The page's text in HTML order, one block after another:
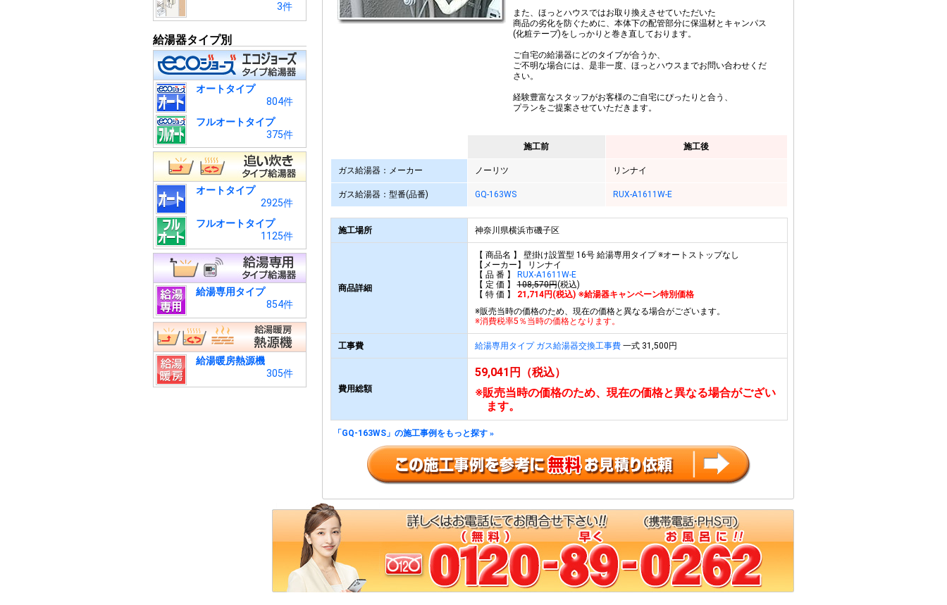
3件
給湯器タイプ別
オートタイプ
804件
フルオートタイプ
375件
オートタイプ
2925件
フルオートタイプ
1125件
給湯専用タイプ
854件
給湯暖房熱源機
305件
また、ほっとハウスではお取り換えさせていただいた
商品の劣化を防ぐために、本体下の配管部分に保温材とキャンパス
(化粧テープ)をしっかりと巻き直しております。
ご自宅の給湯器にどのタイプが合うか、
ご不明な場合には、是非一度、ほっとハウスまでお問い合わせくだ
さい。
経験豊富なスタッフがお客様のご自宅にぴったりと合う、
プランをご提案させていただきます。
施工前 施工後
ガス給湯器：メーカー ノーリツ リンナイ
ガス給湯器：型番(品番) GQ-163WS RUX-A1611W-E
施工場所 神奈川県横浜市磯子区
商品詳細
【 商品名 】 壁掛け設置型 16号 給湯専用タイプ ※オートストップなし
【メーカー】 リンナイ
【 品 番 】
RUX-A1611W-E
【 定 価 】108,570円(税込)
【 特 価 】
21,714円(税込) ※給湯器キャンペーン特別価格
※販売当時の価格のため、現在の価格と異なる場合がございます。
※消費税率5％当時の価格となります。
工事費 給湯専用タイプ ガス給湯器交換工事費一式 31,500円
費用総額
59,041円（税込）
※販売当時の価格のため、現在の価格と異なる場合がござい
ます。
「GQ-163WS」の施工事例をもっと探す »